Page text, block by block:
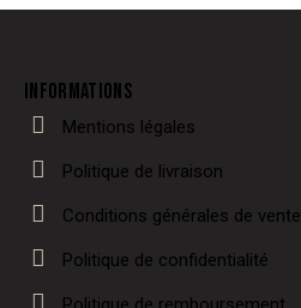
INFORMATIONS
Mentions légales
Politique de livraison
Conditions générales de vente
Politique de confidentialité